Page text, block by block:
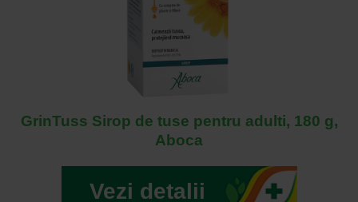
GrinTuss Sirop de tuse pentru adulti, 180 g,
Aboca
Vezi detalii